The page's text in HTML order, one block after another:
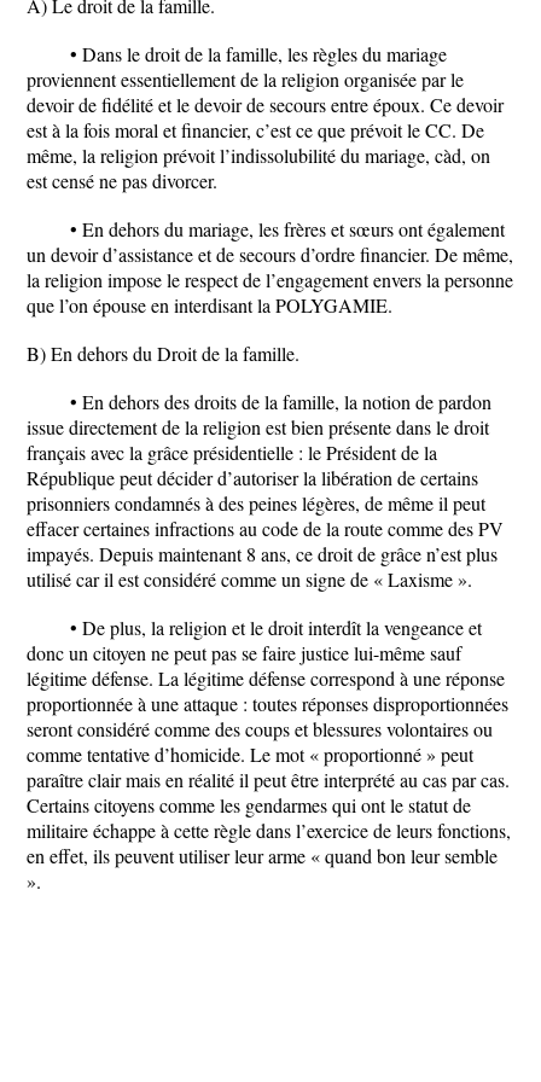
A) Le droit de la famille.
• Dans le droit de la famille, les règles du mariage
proviennent essentiellement de la religion organisée par le
devoir de fidélité et le devoir de secours entre époux. Ce devoir
est à la fois moral et financier, c’est ce que prévoit le CC. De
même, la religion prévoit l’indissolubilité du mariage, càd, on
est censé ne pas divorcer.
• En dehors du mariage, les frères et sœurs ont également
un devoir d’assistance et de secours d’ordre financier. De même,
la religion impose le respect de l’engagement envers la personne
que l’on épouse en interdisant la POLYGAMIE.
B) En dehors du Droit de la famille.
• En dehors des droits de la famille, la notion de pardon
issue directement de la religion est bien présente dans le droit
français avec la grâce présidentielle : le Président de la
République peut décider d’autoriser la libération de certains
prisonniers condamnés à des peines légères, de même il peut
effacer certaines infractions au code de la route comme des PV
impayés. Depuis maintenant 8 ans, ce droit de grâce n’est plus
utilisé car il est considéré comme un signe de « Laxisme ».
• De plus, la religion et le droit interdît la vengeance et
donc un citoyen ne peut pas se faire justice lui-même sauf
légitime défense. La légitime défense correspond à une réponse
proportionnée à une attaque : toutes réponses disproportionnées
seront considéré comme des coups et blessures volontaires ou
comme tentative d’homicide. Le mot « proportionné » peut
paraître clair mais en réalité il peut être interprété au cas par cas.
Certains citoyens comme les gendarmes qui ont le statut de
militaire échappe à cette règle dans l’exercice de leurs fonctions,
en effet, ils peuvent utiliser leur arme « quand bon leur semble
».